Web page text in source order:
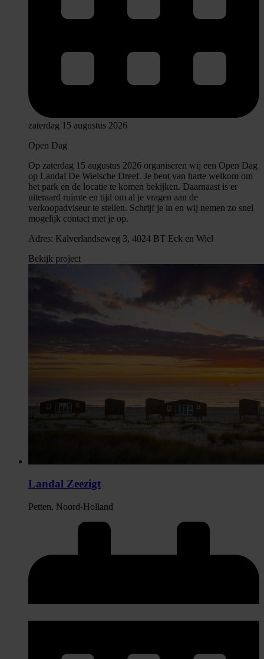
zaterdag 15 augustus 2026
Open Dag
Op zaterdag 15 augustus 2026 organiseren wij een Open Dag
op Landal De Wielsche Dreef. Je bent van harte welkom om
het park en de locatie te komen bekijken. Daarnaast is er
uiteraard ruimte en tijd om al je vragen aan de
verkoopadviseur te stellen. Schrijf je in en wij nemen zo snel
mogelijk contact met je op.
Adres: Kalverlandseweg 3, 4024 BT Eck en Wiel
Bekijk project
Landal Zeezigt
Petten, Noord-Holland